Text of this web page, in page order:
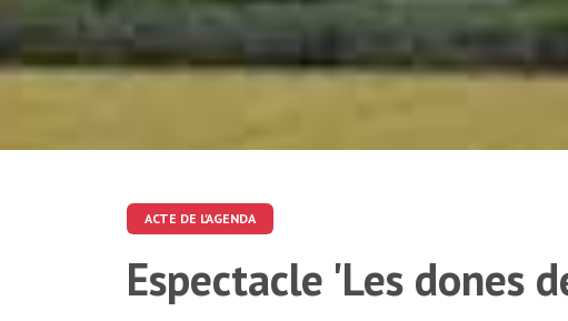
ACTE DE L'AGENDA
Espectacle 'Les dones